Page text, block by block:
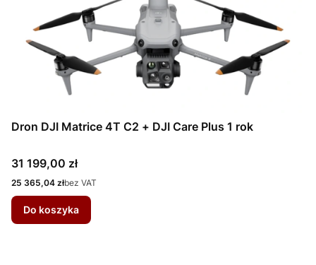
Dron DJI Matrice 4T C2 + DJI Care Plus 1 rok
Cena
31 199,00 zł
Cena
25 365,04 złbez VAT
Do koszyka